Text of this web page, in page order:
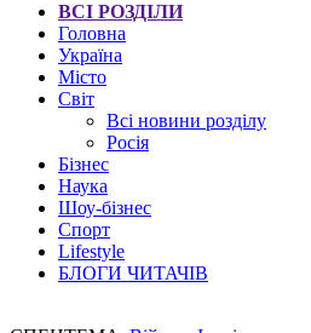
ВСІ РОЗДІЛИ
Головна
Україна
Місто
Світ
Всі новини розділу
Росія
Бізнес
Наука
Шоу-бізнес
Спорт
Lifestyle
БЛОГИ ЧИТАЧІВ